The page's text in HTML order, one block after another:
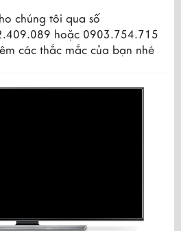
chúng tôi qua số
hoặc 0903.754.715
các thắc mắc của bạn nhé